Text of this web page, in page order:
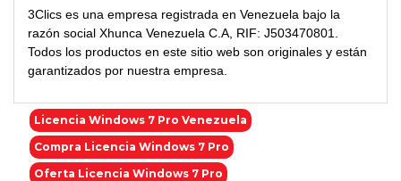
3Clics es una empresa registrada en Venezuela bajo la
razón social Xhunca Venezuela C.A, RIF: J503470801.
Todos los productos en este sitio web son originales y están
garantizados por nuestra empresa.
Licencia Windows 7 Pro Venezuela
Compra Licencia Windows 7 Pro
Oferta Licencia Windows 7 Pro